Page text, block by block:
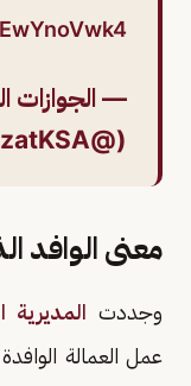
— الجوازات
(@AljawazatKSA)
معنى الوافد
وجددت المديرية
عمل العمالة